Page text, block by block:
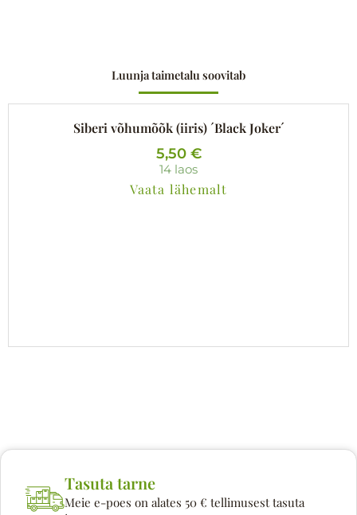
Luunja taimetalu soovitab
Siberi võhumõõk (iiris) ´Black Joker´
5,50 €
14 laos
Vaata lähemalt
Tasuta tarne
Meie e-poes on alates 50 € tellimusest tasuta